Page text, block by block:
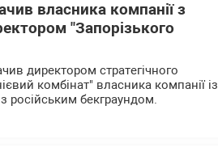
власника компанії з
"Запорізького
директором стратегічного
комбінат" власника компанії із
російським бекграундом.